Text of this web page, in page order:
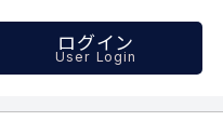
ログイン
User Login